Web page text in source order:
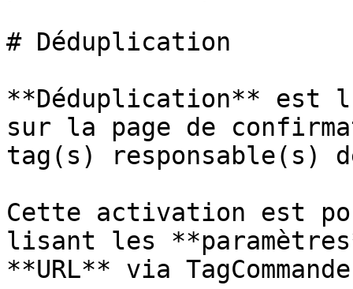
# Déduplication
**Déduplication** est
sur la page de
tag(s) responsable(s)
Cette activation est
lisant les
**URL** via